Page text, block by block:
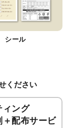
シール
ください
ィング
＋配布サービ